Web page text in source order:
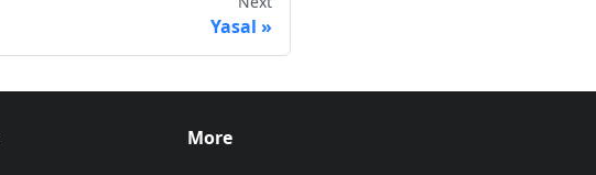
Yasal
More